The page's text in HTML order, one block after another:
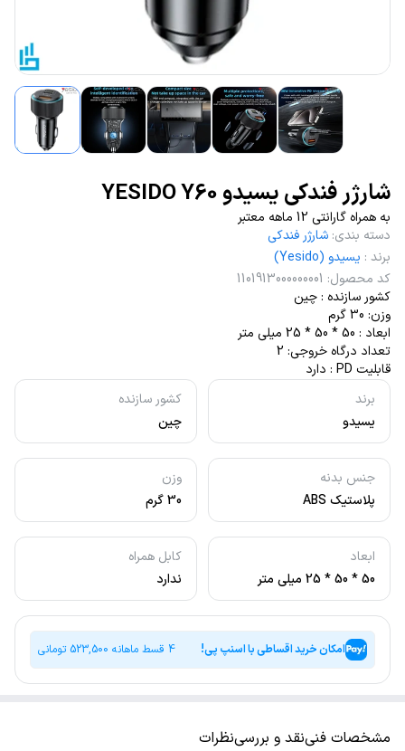
شارژر فندکی یسیدو YESIDO Y60
برند
یسیدو
کشور سازنده
چین
جنس بدنه
پلاستیک ABS
وزن
30 گرم
ابعاد
50 * 50 * 25 میلی متر
کابل همراه
ندارد
به همراه گارانتی 12 ماهه معتبر
دسته بندی: شارژر فندکی
برند : یسیدو (Yesido)
کد محصول:
1101913000000001
کشور سازنده : چین
وزن: 30 گرم
ابعاد : 50 * 50 * 25 میلی متر
تعداد درگاه خروجی: 2
قابلیت PD : دارد
امکان خرید اقساطی با اسنپ پی! 4 قسط ماهانه 523,500 تومانی
مشخصات فنینقد و بررسینظرات